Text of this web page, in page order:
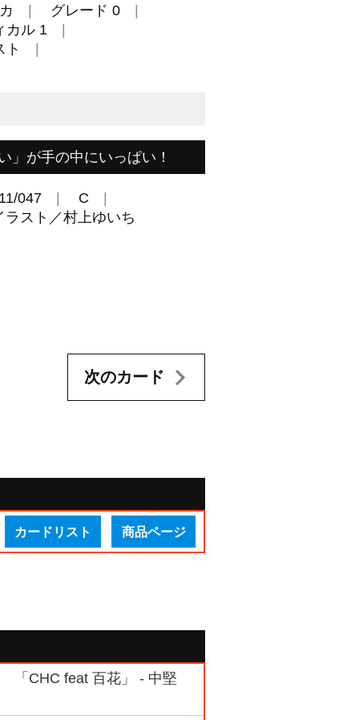
グレード 0
カル 1
ト
」が手の中にいっぱい！
047
C
スト／村上ゆいち
次のカード
カードリスト 商品ページ
「CHC feat 百花」 - 中堅